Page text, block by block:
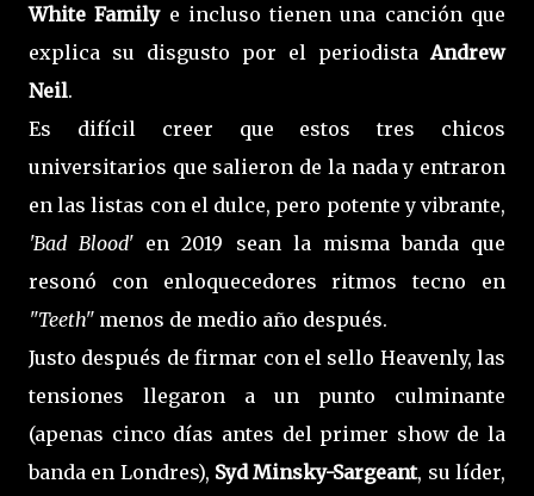
White Familye incluso tienen una canción que
explica su disgusto por el periodista Andrew
Neil.
Es difícil creer que estos tres chicos
universitarios que salieron de la nada y entraron
en las listas con el dulce, pero potente y vibrante,
'Bad Blood' en 2019 sean la misma banda que
resonó con enloquecedores ritmos tecno en
"Teeth" menos de medio año después.
Justo después de firmar con el sello Heavenly, las
tensiones llegaron a un punto culminante
(apenas cinco días antes del primer show de la
banda en Londres), Syd Minsky-Sargeant, su líder,